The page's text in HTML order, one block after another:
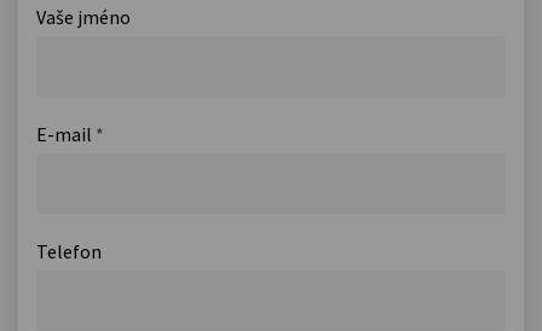
Vaše jméno
E-mail *
Telefon